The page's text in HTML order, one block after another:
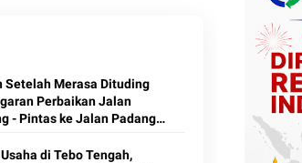
Setelah Merasa Dituding
Perbaikan Jalan
- Pintas ke Jalan Padang
di Tebo Tengah,